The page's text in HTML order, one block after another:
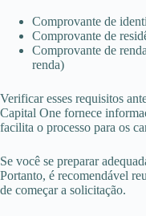
Comprovante de
Comprovante de
Comprovante de
renda)
Verificar esses requisitos
Capital One fornece
facilita o processo para os
Se você se preparar
Portanto, é recomendável
de começar a solicitação.